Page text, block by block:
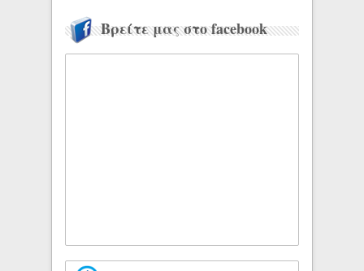
Βρείτε μας στο facebook